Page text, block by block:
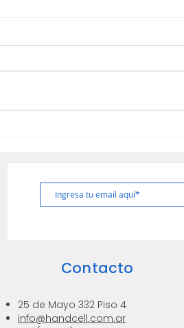
Contacto
25 de Mayo 332 Piso 4
info@handcell.com.ar